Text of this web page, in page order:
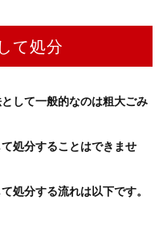
て処分
して一般的なのは粗大ごみ
処分することはできませ
処分する流れは以下です。